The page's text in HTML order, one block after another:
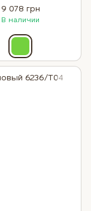
9 078 грн
В наличии